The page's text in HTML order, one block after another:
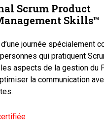
Scrum Product
Skills™️
journée spécialement
qui pratiquent
aspects de la gestion du
la communication